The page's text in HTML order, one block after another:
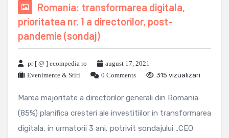
Romania: transformarea digitala,
prioritatea nr. 1 a directorilor, post-
pandemie (sondaj)
pr [ @ ] ecompedia ro
august 17, 2021
Evenimente & Stiri
0 Comments 315 vizualizari
Marea majoritate a directorilor generali din Romania
(85%) planifica cresteri ale investitiilor in transformarea
digitala, in urmatorii 3 ani, potrivit sondajului „CEO